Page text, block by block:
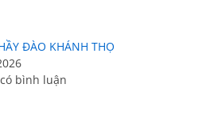
ĐÀO KHÁNH THỌ
bình luận